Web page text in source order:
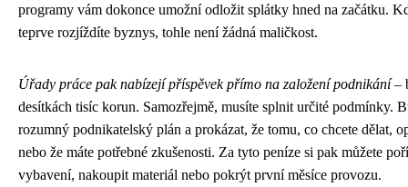
programy vám dokonce umožní odložit splátky hned na začátku.
teprve rozjíždíte byznys, tohle není žádná maličkost.
Úřady práce pak nabízejí příspěvek přímo na založení podnikání–
desítkách tisíc korun. Samozřejmě, musíte splnit určité podmínky.
rozumný podnikatelský plán a prokázat, že tomu, co chcete dělat,
nebo že máte potřebné zkušenosti. Za tyto peníze si pak můžete
vybavení, nakoupit materiál nebo pokrýt první měsíce provozu.